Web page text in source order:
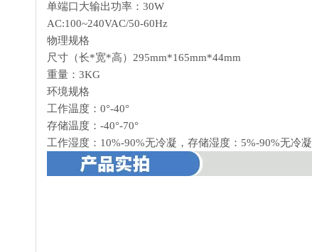
单端口大输出功率：30W
AC:100~240VAC/50-60Hz
物理规格
尺寸（长*宽*高）295mm*165mm*44mm
重量：3KG
环境规格
工作温度：0°-40°
存储温度：-40°-70°
工作湿度：10%-90%无冷凝，存储湿度：5%-90%无冷凝